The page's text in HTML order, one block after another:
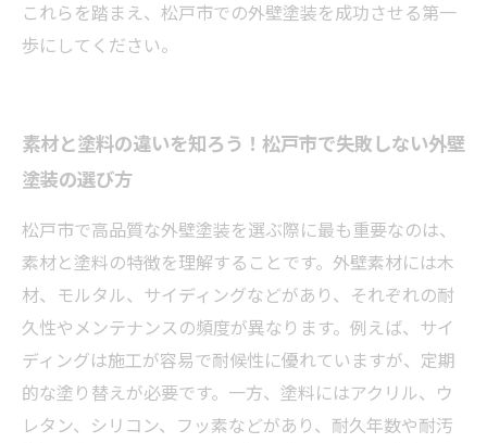
これらを踏まえ、松戸市での外壁塗装を成功させる第一
歩にしてください。
素材と塗料の違いを知ろう！松戸市で失敗しない外壁
塗装の選び方
松戸市で高品質な外壁塗装を選ぶ際に最も重要なのは、
素材と塗料の特徴を理解することです。外壁素材には木
材、モルタル、サイディングなどがあり、それぞれの耐
久性やメンテナンスの頻度が異なります。例えば、サイ
ディングは施工が容易で耐候性に優れていますが、定期
的な塗り替えが必要です。一方、塗料にはアクリル、ウ
レタン、シリコン、フッ素などがあり、耐久年数や耐汚